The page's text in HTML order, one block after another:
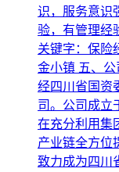
识，服务意识
验，有管理经
关键字：保险
金小镇 五、
经四川省国资
司。公司成立
在充分利用集
产业链全方位
致力成为四川